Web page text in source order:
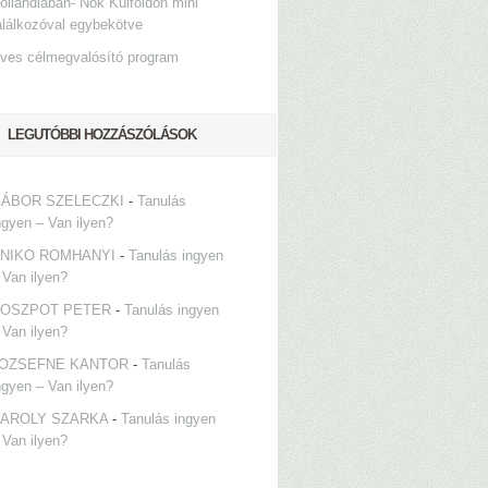
egybekötve
célmegvalósító program
LEGUTÓBBI HOZZÁSZÓLÁSOK
SZELECZKI - Tanulás
– Van ilyen?
ROMHANYI - Tanulás ingyen
ilyen?
PETER - Tanulás ingyen
ilyen?
KANTOR - Tanulás
– Van ilyen?
SZARKA- Tanulás ingyen
ilyen?